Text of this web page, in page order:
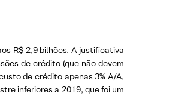
R$ 2,9 bilhões. A justificativa
de crédito (que não devem
de crédito apenas 3% A/A,
inferiores a 2019, que foi um